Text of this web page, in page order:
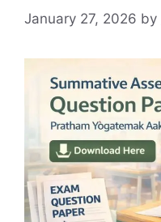
January 27, 2026 by